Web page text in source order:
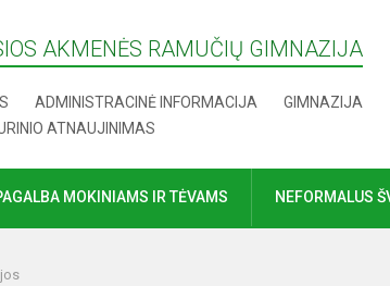
AKMENĖS RAMUČIŲ GIMNAZIJA
ADMINISTRACINĖ INFORMACIJA
GIMNAZIJA
ATNAUJINIMAS
MOKINIAMS IR TĖVAMS NEFORMALUS